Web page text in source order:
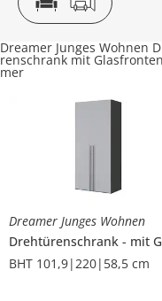
Dreamer Junges Wohnen
Drehtürenschrank
mit
BHT 101,9|220|58,5 cm
Dreamer Junges Wohnen
renschrank mit
mer